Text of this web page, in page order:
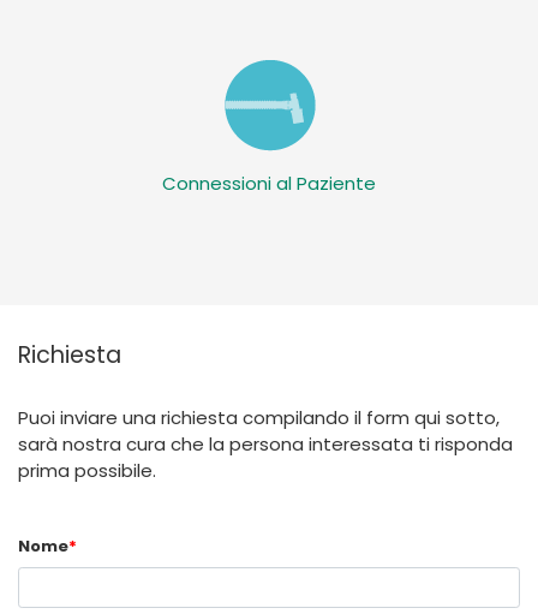
Connessioni al Paziente
Richiesta
Puoi inviare una richiesta compilando il form qui sotto,
sarà nostra cura che la persona interessata ti risponda
prima possibile.
Nome*